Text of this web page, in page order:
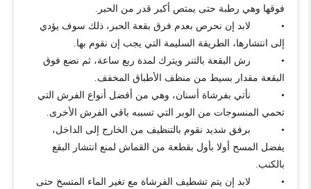
فوقها وهي رطبة حتى يمتص أكبر قدر من الحبر.
• لابد إن نحرص بعدم فرق بقعة الحبر، ذلك سوف يؤدي
إلى انتشارها، الطريقة السليمة التي يجب إن نقوم بها.
• رش البقعة بالتنر ويترك لمدة ربع ساعة، ثم نضع فوق
البقعة مقدار بسيط من منظف الأطباق المخفف.
• نأتي بفرشاة أسنان، وهي من أفضل أنواع الفرش التي
تحمي المنسوجات من الوبر التي تسببه باقي الفرش الأخرى.
• برفق شديد نقوم بالتنظيف من الخارج إلى الداخل،
يفضل المسح أولا بأول بقطعة من القماش لمنع انتشار البقع
بالكنب.
• لابد إن يتم تشطيف الفرشاة مع تغير الماء المتسخ حتى